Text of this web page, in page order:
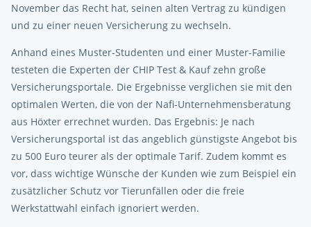
November das Recht hat, seinen alten Vertrag zu kündigen
und zu einer neuen Versicherung zu wechseln.
Anhand eines Muster-Studenten und einer Muster-Familie
testeten die Experten der CHIP Test & Kauf zehn große
Versicherungsportale. Die Ergebnisse verglichen sie mit den
optimalen Werten, die von der Nafi-Unternehmensberatung
aus Höxter errechnet wurden. Das Ergebnis: Je nach
Versicherungsportal ist das angeblich günstigste Angebot bis
zu 500 Euro teurer als der optimale Tarif. Zudem kommt es
vor, dass wichtige Wünsche der Kunden wie zum Beispiel ein
zusätzlicher Schutz vor Tierunfällen oder die freie
Werkstattwahl einfach ignoriert werden.